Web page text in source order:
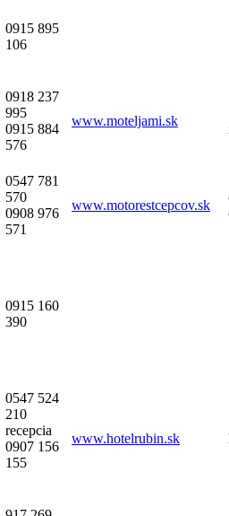
0915 895
106
0918 237
995
0915 884
576
www.moteljami.sk
0547 781
570
0908 976
571
www.motorestcepcov.sk
0915 160
390
0547 524
210
recepcia
0907 156
155
www.hotelrubin.sk